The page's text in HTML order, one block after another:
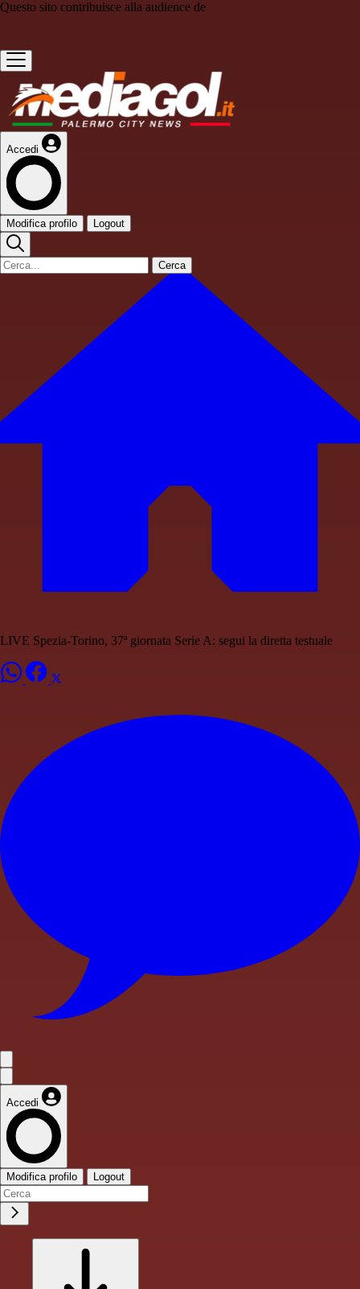
Questo sito contribuisce alla audience de
Accedi
Modifica profilo Logout
Cerca
LIVE Spezia-Torino, 37ª giornata Serie A: segui la diretta testuale
Accedi
Modifica profilo Logout